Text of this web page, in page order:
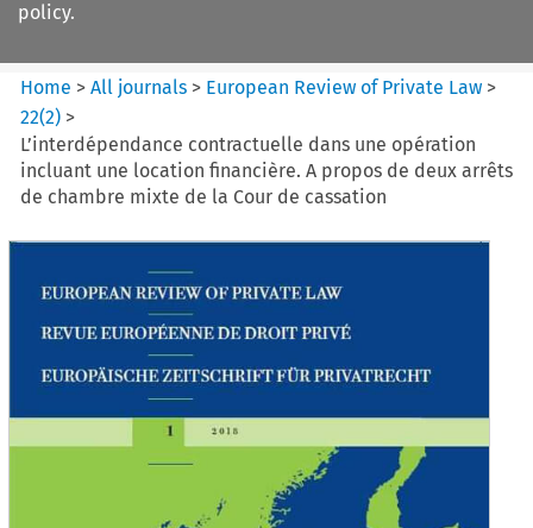
policy.
Home >All journals > European Review of Private Law >
22(2) >
L’interdépendance contractuelle dans une opération
incluant une location financière. A propos de deux arrêts
de chambre mixte de la Cour de cassation